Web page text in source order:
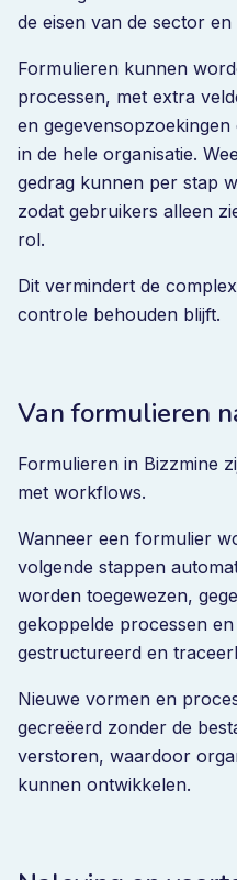
de eisen van de sector
Formulieren kunnen
processen, met extra
en
in de hele organisatie.
gedrag kunnen per stap
zodat gebruikers alleen
rol.
Dit vermindert de
controle behouden blijft.
Van formulieren
Formulieren in Bizzmine
met workflows.
Wanneer een formulier
volgende stappen
worden toegewezen,
gekoppelde processen
gestructureerd en
Nieuwe vormen en
gecreëerd zonder de
verstoren, waardoor
kunnen ontwikkelen.